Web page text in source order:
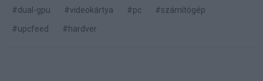
#dual-gpu
#videokártya #pc
#számítógép
#upcfeed
#hardver